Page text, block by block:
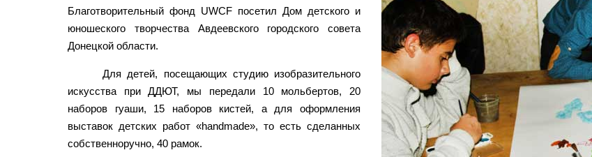
Благотворительный фонд UWCF посетил Дом детского и
юношеского творчества Авдеевского городского совета
Донецкой области.
Для детей, посещающих студию изобразительного
искусства при ДДЮТ, мы передали 10 мольбертов, 20
наборов гуаши, 15 наборов кистей, а для оформления
выставок детских работ «handmade», то есть сделанных
собственноручно, 40 рамок.